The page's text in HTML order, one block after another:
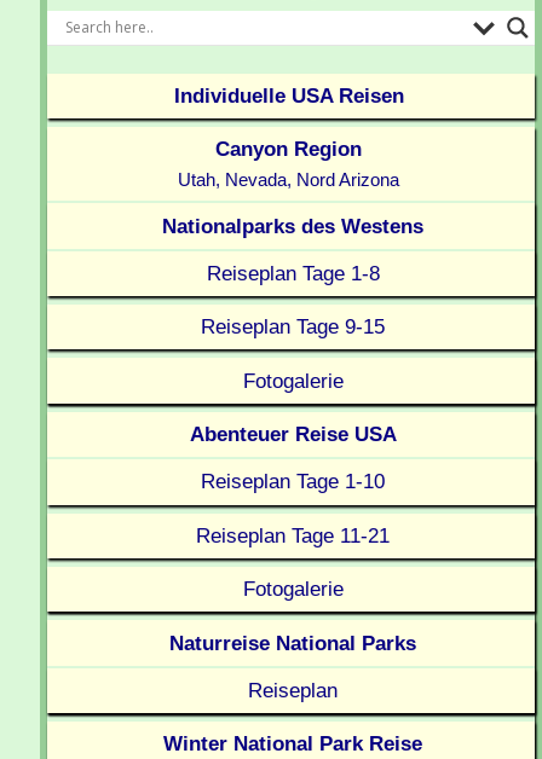
Individuelle USA Reisen
Canyon Region
Utah, Nevada, Nord Arizona
Nationalparks des Westens
Reiseplan Tage 1-8
Reiseplan Tage 9-15
Fotogalerie
Abenteuer Reise USA
Reiseplan Tage 1-10
Reiseplan Tage 11-21
Fotogalerie
Naturreise National Parks
Reiseplan
Winter National Park Reise